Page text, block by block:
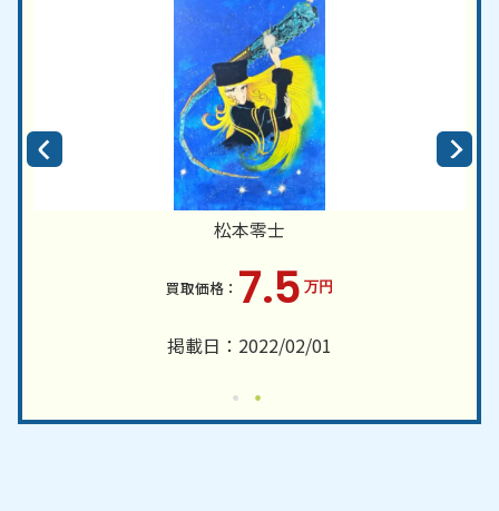
山口駅／新山口駅／上山口駅／四辻駅／本由良駅／
嘉川駅／阿知須駅／岩倉駅／周防佐山駅／深溝駅／
上嘉川駅／大歳駅／周防下郷駅／仁保津駅／上郷駅
／篠目駅／長門峡駅／鍋倉駅／仁保駅／名草駅／渡
川駅／宮野駅／地福駅／船平山駅／湯田温泉駅／矢
原駅／徳佐駅／三谷駅
防府市・周南市・宇部市 など、周辺地域からのご依
頼にも対応しております。
松本零士
7.5 万円
掲載日：2022/02/01